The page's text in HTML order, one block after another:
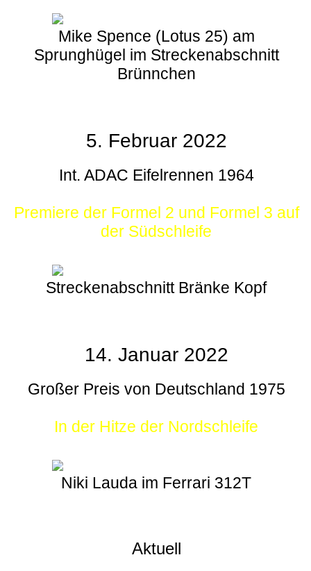
Mike Spence (Lotus 25) am
Sprunghügel im Streckenabschnitt
Brünnchen
5. Februar 2022
Int. ADAC Eifelrennen 1964
Premiere der Formel 2 und Formel 3 auf
der Südschleife
Streckenabschnitt Bränke Kopf
14. Januar 2022
Großer Preis von Deutschland 1975
In der Hitze der Nordschleife
Niki Lauda im Ferrari 312T
Aktuell